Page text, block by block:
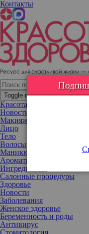
Контакты
Toggle navigation
Красота
Новости
Макияж
Лицо
Тело
Волосы
Маникюр
Ароматы
Ингредиенты
Салонные процедуры
Здоровье
Новости
Заболевания
Женское здоровье
Беременность и роды
Антивирус
Стоматология
Дита Фон Тиз
Королева бурлеска
Ulyana Sergeenko.